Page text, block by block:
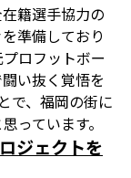
籍選手協力の
準備しており
ロフットボー
い抜く覚悟を
で、福岡の街に
っています。
ジェクトを